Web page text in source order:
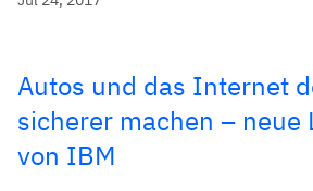
Autos und das Internet
sicherer machen – neue
von IBM